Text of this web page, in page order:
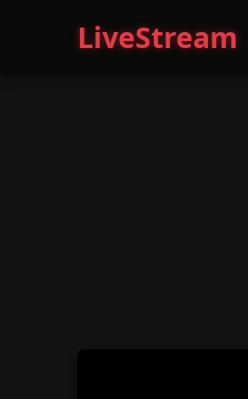
LiveStream